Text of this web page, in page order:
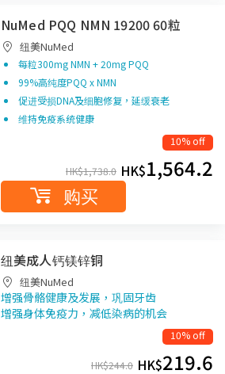
NuMed PQQ NMN 19200 60粒
纽美NuMed
每粒300mg NMN + 20mg PQQ
99%高纯度PQQ x NMN
促进受损DNA及细胞修复，延缓衰老
维持免疫系统健康
10% off
HK$1,738.0 HK$1,564.2
购买
纽美成人钙镁锌铜
纽美NuMed
增强骨骼健康及发展，巩固牙齿
增强身体免疫力，减低染病的机会
10% off
HK$244.0 HK$219.6